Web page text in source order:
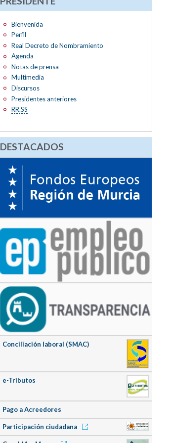
Bienvenida
Perfil
Real Decreto de Nombramiento
Agenda
Notas de prensa
Multimedia
Discursos
Presidentes anteriores
RR.SS
DESTACADOS
Conciliación laboral (SMAC)
e-Tributos
Pago a Acreedores
Participación ciudadana